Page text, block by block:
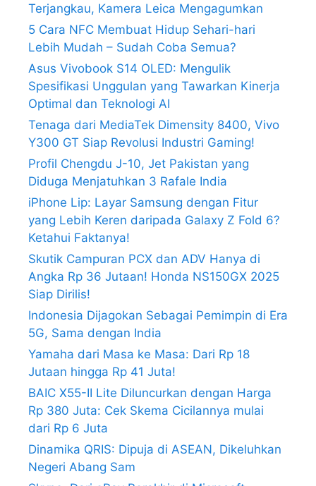
Terjangkau, Kamera Leica Mengagumkan
5 Cara NFC Membuat Hidup Sehari-hari
Lebih Mudah – Sudah Coba Semua?
Asus Vivobook S14 OLED: Mengulik
Spesifikasi Unggulan yang Tawarkan Kinerja
Optimal dan Teknologi AI
Tenaga dari MediaTek Dimensity 8400, Vivo
Y300 GT Siap Revolusi Industri Gaming!
Profil Chengdu J-10, Jet Pakistan yang
Diduga Menjatuhkan 3 Rafale India
iPhone Lip: Layar Samsung dengan Fitur
yang Lebih Keren daripada Galaxy Z Fold 6?
Ketahui Faktanya!
Skutik Campuran PCX dan ADV Hanya di
Angka Rp 36 Jutaan! Honda NS150GX 2025
Siap Dirilis!
Indonesia Dijagokan Sebagai Pemimpin di Era
5G, Sama dengan India
Yamaha dari Masa ke Masa: Dari Rp 18
Jutaan hingga Rp 41 Juta!
BAIC X55-II Lite Diluncurkan dengan Harga
Rp 380 Juta: Cek Skema Cicilannya mulai
dari Rp 6 Juta
Dinamika QRIS: Dipuja di ASEAN, Dikeluhkan
Negeri Abang Sam